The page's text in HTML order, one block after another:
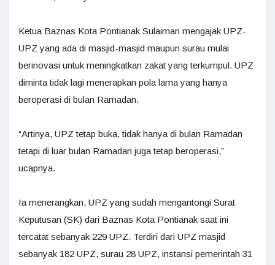
Ketua Baznas Kota Pontianak Sulaiman mengajak UPZ-
UPZ yang ada di masjid-masjid maupun surau mulai
berinovasi untuk meningkatkan zakat yang terkumpul. UPZ
diminta tidak lagi menerapkan pola lama yang hanya
beroperasi di bulan Ramadan.
“Artinya, UPZ tetap buka, tidak hanya di bulan Ramadan
tetapi di luar bulan Ramadan juga tetap beroperasi,”
ucapnya.
Ia menerangkan, UPZ yang sudah mengantongi Surat
Keputusan (SK) dari Baznas Kota Pontianak saat ini
tercatat sebanyak 229 UPZ. Terdiri dari UPZ masjid
sebanyak 182 UPZ, surau 28 UPZ, instansi pemerintah 31